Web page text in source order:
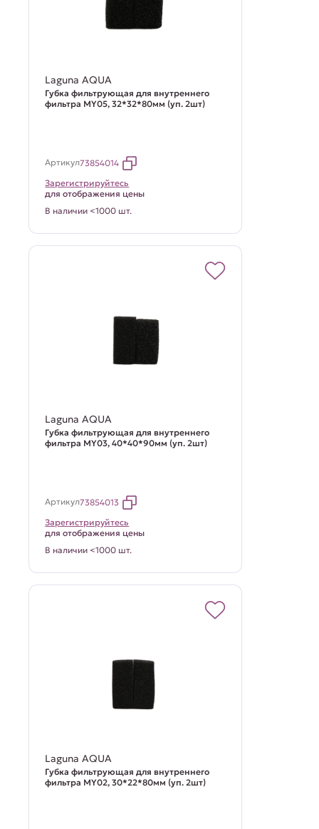
Laguna AQUA
Губка фильтрующая для внутреннего
фильтра MY05, 32*32*80мм (уп. 2шт)
Артикул73854014
Зарегистрируйтесь
для отображения цены
В наличии <1000 шт.
Laguna AQUA
Губка фильтрующая для внутреннего
фильтра MY03, 40*40*90мм (уп. 2шт)
Артикул73854013
Зарегистрируйтесь
для отображения цены
В наличии <1000 шт.
Laguna AQUA
Губка фильтрующая для внутреннего
фильтра MY02, 30*22*80мм (уп. 2шт)